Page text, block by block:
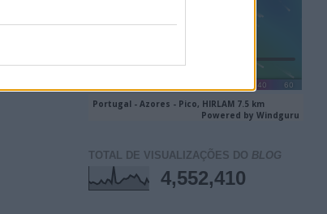
TOTAL DE VISUALIZAÇÕES DO BLOG
4,552,410